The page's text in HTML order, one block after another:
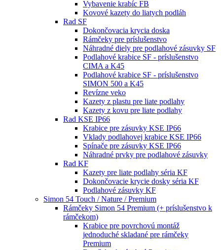
Vybavenie krabíc FB
Kovové kazety do liatych podláh
Rad SF
Dokončovacia krycia doska
Rámčeky pre príslušenstvo
Náhradné diely pre podlahové zásuvky SF
Podlahové krabice SF - príslušenstvo
CIMA a K45
Podlahové krabice SF - príslušenstvo
SIMON 500 a K45
Revízne veko
Kazety z plastu pre liate podlahy
Kazety z kovu pre liate podlahy
Rad KSE IP66
Krabice pre zásuvky KSE IP66
Vklady podlahovej krabice KSE IP66
Spínače pre zásuvky KSE IP66
Náhradné prvky pre podlahové zásuvky
Rad KF
Kazety pre liate podlahy séria KF
Dokončovacie krycie dosky séria KF
Podlahové zásuvky KF
Simon 54 Touch / Nature / Premium
Rámčeky Simon 54 Premium (+ príslušenstvo k
rámčekom)
Krabice pre povrchovú montáž
jednoduché skladané pre rámčeky
Premium